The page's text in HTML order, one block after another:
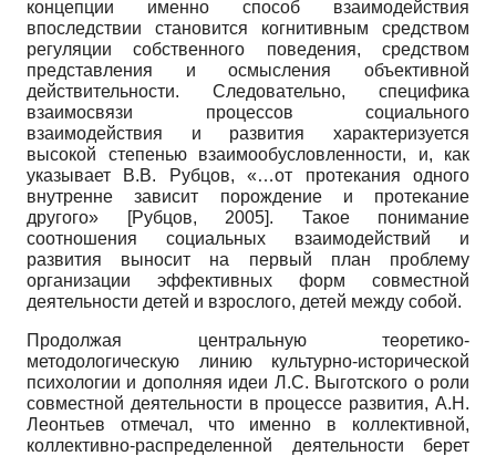
концепции именно способ взаимодействия
впоследствии становится когнитивным средством
регуляции собственного поведения, средством
представления и осмысления объективной
действительности. Следовательно, специфика
взаимосвязи процессов социального
взаимодействия и развития характеризуется
высокой степенью взаимообусловленности, и, как
указывает В.В. Рубцов, «…от протекания одного
внутренне зависит порождение и протекание
другого»
[Рубцов, 2005]. Такое понимание
соотношения социальных взаимодействий и
развития выносит на первый план проблему
организации эффективных форм совместной
деятельности детей и взрослого, детей между собой.
Продолжая центральную теоретико-
методологическую линию культурно-исторической
психологии и дополняя идеи Л.С. Выготского о роли
совместной деятельности в процессе развития, А.Н.
Леонтьев отмечал, что именно в коллективной,
коллективно-распределенной деятельности берет